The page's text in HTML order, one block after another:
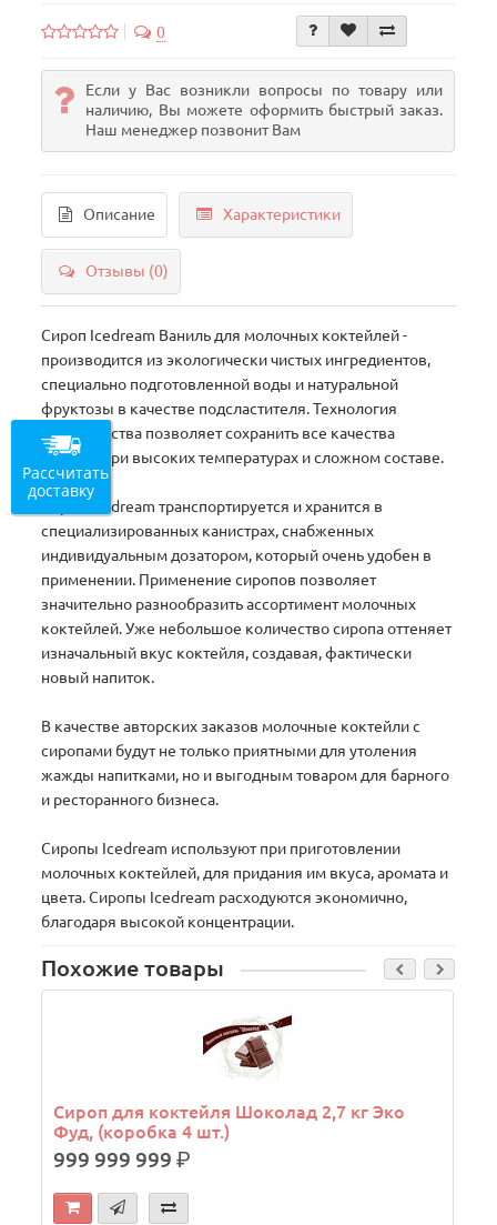
0
Если у Вас возникли вопросы по товару или
наличию, Вы можете оформить быстрый заказ.
Наш менеджер позвонит Вам
Описание Характеристики
Отзывы (0)
Сироп Icedream Ваниль для молочных коктейлей -
производится из экологически чистых ингредиентов,
специально подготовленной воды и натуральной
фруктозы в качестве подсластителя. Технология
производства позволяет сохранить все качества
напитка при высоких температурах и сложном составе.
Сироп Icedream транспортируется и хранится в
специализированных канистрах, снабженных
индивидуальным дозатором, который очень удобен в
применении. Применение сиропов позволяет
значительно разнообразить ассортимент молочных
коктейлей. Уже небольшое количество сиропа оттеняет
изначальный вкус коктейля, создавая, фактически
новый напиток.
В качестве авторских заказов молочные коктейли с
сиропами будут не только приятными для утоления
жажды напитками, но и выгодным товаром для барного
и ресторанного бизнеса.
Сиропы Icedream используют при приготовлении
молочных коктейлей, для придания им вкуса, аромата и
цвета. Сиропы Icedream расходуются экономично,
благодаря высокой концентрации.
Похожие товары
Сироп для коктейля Шоколад 2,7 кг Эко
Фуд, (коробка 4 шт.)
999 999 999р.
Рассчитать
доставку